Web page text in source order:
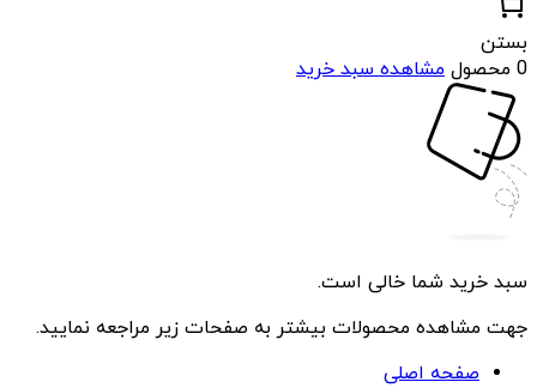
بستن
0 محصول
مشاهده سبد خرید
سبد خرید شما خالی است.
جهت مشاهده محصولات بیشتر به صفحات زیر مراجعه نمایید.
صفحه اصلی